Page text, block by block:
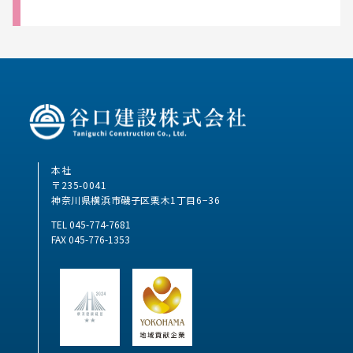
本社
〒235-0041
神奈川県横浜市磯子区栗木1丁目6−36
TEL 045-774-7681
FAX 045-776-1353